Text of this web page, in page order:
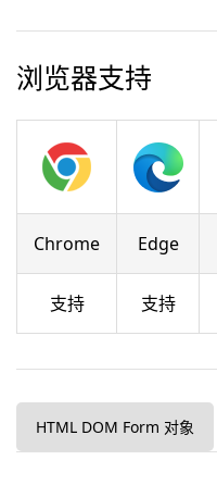
浏览器支持
Chrome Edge
支持 支持
HTML DOM Form 对象